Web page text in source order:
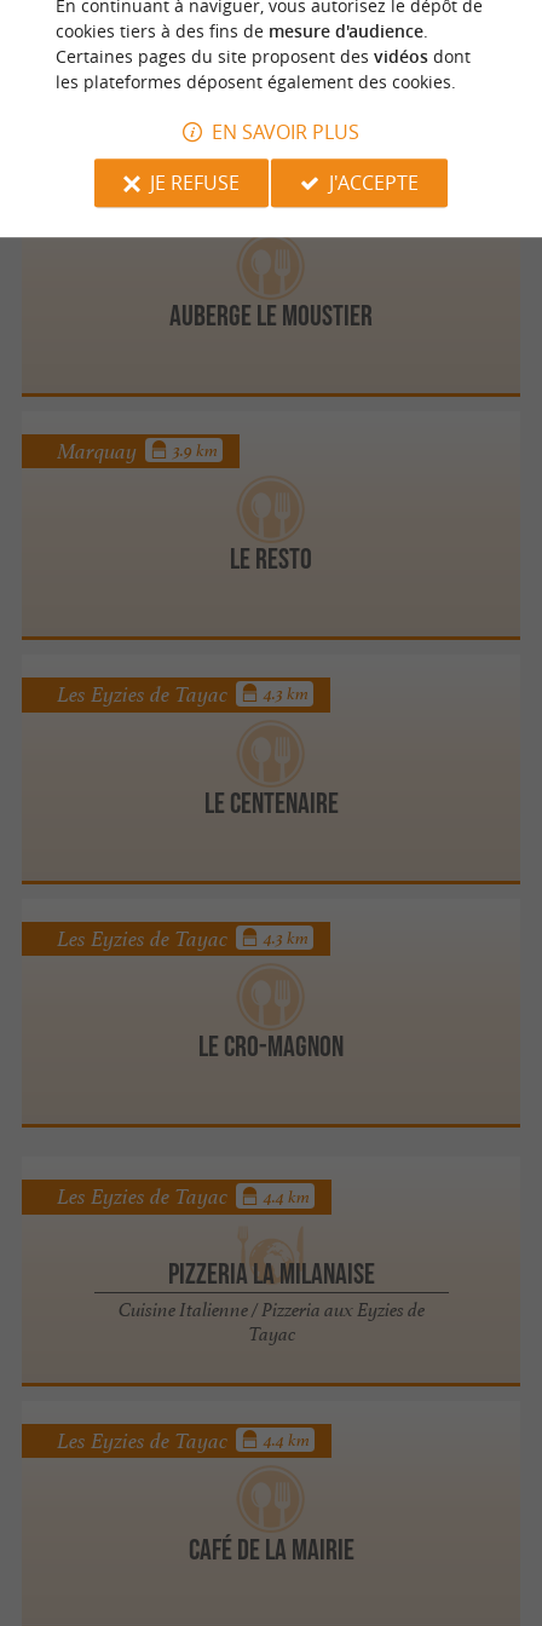
La Table de l'Ecuyer
Auberge Le Moustier
Peyzac le Moustier 3.1 km
Le restO
Marquay 3.9 km
LE CENTENAIRE
Les Eyzies de Tayac 4.3 km
Le Cro-Magnon
Les Eyzies de Tayac 4.3 km
Pizzeria La Milanaise
Cuisine Italienne / Pizzeria aux Eyzies de
Tayac
Les Eyzies de Tayac 4.4 km
Café de la Mairie
Les Eyzies de Tayac 4.4 km
En continuant à naviguer, vous autorisez le dépôt de
cookies tiers à des fins de mesure d'audience.
Certaines pages du site proposent des vidéosdont
les plateformes déposent également des cookies.
EN SAVOIR PLUS
JE REFUSE
J'ACCEPTE